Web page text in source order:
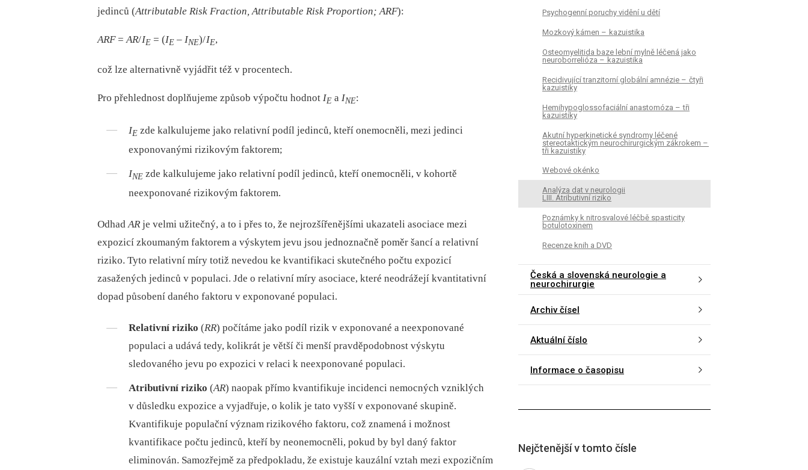
jedinců (Attributable Risk Fraction, Attributable Risk Proportion; ARF):
ARF=AR/IE = (IE –⁠ INE)/IE,
což lze alternativně vyjádřit též v procentech.
Pro přehlednost doplňujeme způsob výpočtu hodnot IE a INE:
IEzde kalkulujeme jako relativní podíl jedinců, kteří onemocněli, mezi jedinci
exponovanými rizikovým faktorem;
INEzde kalkulujeme jako relativní podíl jedinců, kteří onemocněli, v kohortě
neexponované rizikovým faktorem.
OdhadAR je velmi užitečný, a to i přes to, že nejrozšířenějšími ukazateli asociace mezi
expozicí zkoumaným faktorem a výskytem jevu jsou jednoznačně poměr šancí a relativní
riziko. Tyto relativní míry totiž nevedou ke kvantifikaci skutečného počtu expozicí
zasažených jedinců v populaci. Jde o relativní míry asociace, které neodrážejí kvantitativní
dopad působení daného faktoru v exponované populaci.
Relativní riziko (RR) počítáme jako podíl rizik v exponované a neexponované
populaci a udává tedy, kolikrát je větší či menší pravděpodobnost výskytu
sledovaného jevu po expozici v relaci k neexponované populaci.
Atributivní riziko (AR) naopak přímo kvantifikuje incidenci nemocných vzniklých
v důsledku expozice a vyjadřuje, o kolik je tato vyšší v exponované skupině.
Kvantifikuje populační význam rizikového faktoru, což znamená i možnost
kvantifikace počtu jedinců, kteří by neonemocněli, pokud by byl daný faktor
eliminován. Samozřejmě za předpokladu, že existuje kauzální vztah mezi expozičním
Psychogenní poruchy vidění u dětí
Mozkový kámen – kazuistika
Osteomyelitida baze lební mylně léčená jako
neuroborrelióza – kazuistika
Recidivující tranzitorní globální amnézie – čtyři
kazuistiky
Hemihypoglossofaciální anastomóza – tři
kazuistiky
Akutní hyperkinetické syndromy léčené
stereotaktickým neurochirurgickým zákrokem –
tři kazuistiky
Webové okénko
Analýza dat v neurologii
LIII. Atributivní riziko
Poznámky k nitrosvalové léčbě spasticity
botulotoxinem
Recenze knih a DVD
Česká a slovenská neurologie a
neurochirurgie
Archiv čísel
Aktuální číslo
Informace o časopisu
Nejčtenější v tomto čísle